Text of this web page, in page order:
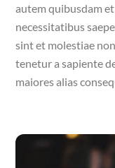
autem quibusdam
necessitatibus
sint et molestiae
tenetur a sapiente
maiores alias